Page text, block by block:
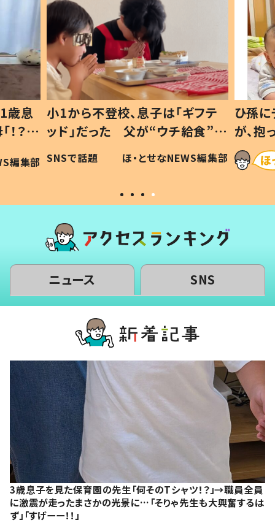
歳息
？」
編集部
小1から不登校、息子は「ギフテ
ッド」だった 父が“ウチ給食”を
作り続ける理由とは #令和の親
#令和の子
SNSで話題 ほ・とせなNEWS編集部
ひ孫
が、
「涙が
い」
ニュース SNS
3歳息子を見た保育園の先生「何そのTシャツ！？」→職員全員
に激震が走ったまさかの光景に…「そりゃ先生も大興奮するは
ず」「すげーー！！」